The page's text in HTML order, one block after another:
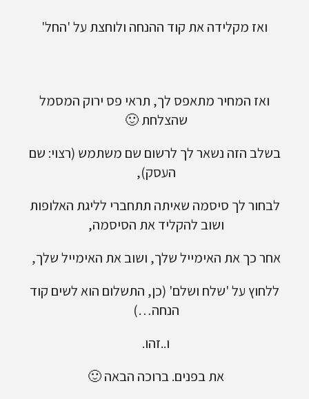
ואז מקלידה את קוד ההנחה ולוחצת על 'החל'
ואז המחיר מתאפס לך, תראי פס ירוק המסמל
שהצלחת 🙂
בשלב הזה נשאר לך לרשום שם משתמש (רצוי: שם
העסק),
לבחור לך סיסמה שאיתה תתחברי לליגת האלופות
ושוב להקליד את הסיסמה,
אחר כך את האימייל שלך, ושוב את האימייל שלך,
ללחוץ על 'שלח ושלם' (כן, התשלום הוא לשים קוד
הנחה…)
ו..זהו.
את בפנים. ברוכה הבאה 🙂